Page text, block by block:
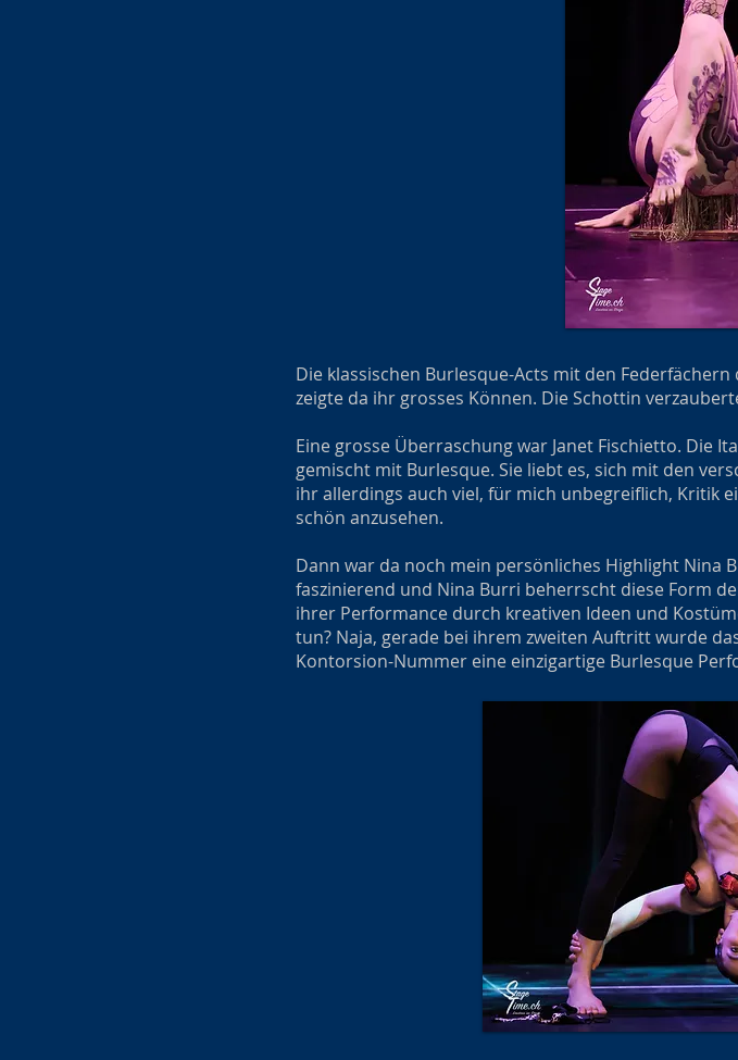
Die klassischen Burlesque-Acts mit den
zeigte da ihr grosses Können. Die Schottin
Eine grosse Überraschung war Janet Fischietto. Die
gemischt mit Burlesque. Sie liebt es, sich mit den
ihr allerdings auch viel, für mich unbegreiflich, Kritik
schön anzusehen.
Dann war da noch mein persönliches Highlight
faszinierend und Nina Burri beherrscht diese Form
ihrer Performance durch kreativen Ideen und
tun? Naja, gerade bei ihrem zweiten Auftritt wurde
Kontorsion-Nummer eine einzigartige Burlesque